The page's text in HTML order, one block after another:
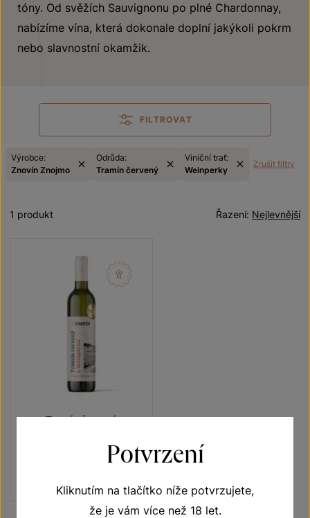
tóny. Od svěžích Sauvignonu po plné Chardonnay,
nabízíme vína, která dokonale doplní jakýkoli pokrm
nebo slavnostní okamžik.
FILTROVAT
Výrobce:
Znovín Znojmo
Odrůda:
Tramín červený
Viniční trať:
Weinperky
Zrušit filtry
Nejlevnější
Řazení:
1 produkt
Tramín červený
výběr z hroznů 2021
160Kč
Potvrzení
Kliknutím na tlačítko níže potvrzujete,
že je vám více než 18 let.